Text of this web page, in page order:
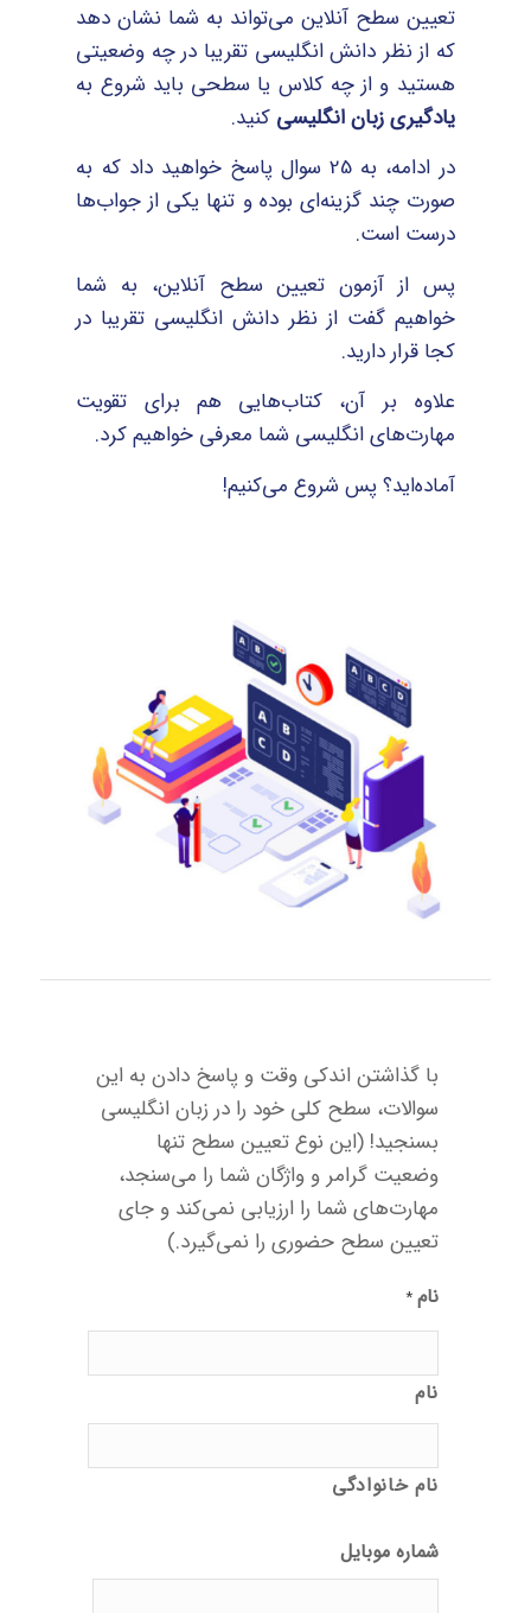
تعیین سطح آنلاین می‌تواند به شما نشان دهد
که از نظر دانش انگلیسی تقریبا در چه وضعیتی
هستید و از چه کلاس یا سطحی باید شروع به
یادگیری زبان انگلیسی کنید.
در ادامه، به 25 سوال پاسخ خواهید داد که به
صورت چند گزینه‌ای بوده و تنها یکی از جواب‌ها
درست است.
پس از آزمون تعیین سطح آنلاین، به شما
خواهیم گفت از نظر دانش انگلیسی تقریبا در
کجا قرار دارید.
علاوه بر آن، کتاب‌هایی هم برای تقویت
مهارت‌‎های انگلیسی شما معرفی خواهیم کرد.
آماده‌اید؟ پس شروع می‌کنیم!
با گذاشتن اندکی وقت و پاسخ دادن به این
سوالات، سطح کلی خود را در زبان انگلیسی
بسنجید! (این نوع تعیین سطح تنها
وضعیت گرامر و واژگان شما را می‌سنجد،
مهارت‌های شما را ارزیابی نمی‌کند و جای
تعیین سطح حضوری را نمی‌گیرد.)
نام*
نام
نام خانوادگی
شماره موبایل